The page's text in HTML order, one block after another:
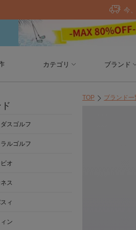
カテゴリ ブランド
スゴルフ
ルゴルフ
オ
ス
ィ
ン
TOP ブランド一